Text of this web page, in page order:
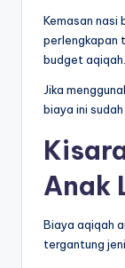
Kemasan nasi
perlengkapan
budget aqiqah.
Jika
biaya ini
Anak
Biaya aqiqah
tergantung